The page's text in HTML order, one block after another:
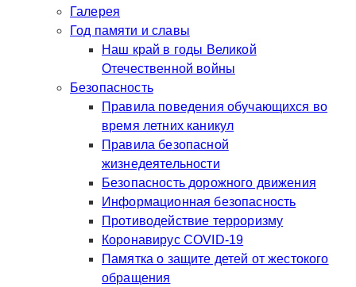
Галерея
Год памяти и славы
Наш край в годы Великой
Отечественной войны
Безопасность
Правила поведения обучающихся во
время летних каникул
Правила безопасной
жизнедеятельности
Безопасность дорожного движения
Информационная безопасность
Противодействие терроризму
Коронавирус COVID-19
Памятка о защите детей от жестокого
обращения